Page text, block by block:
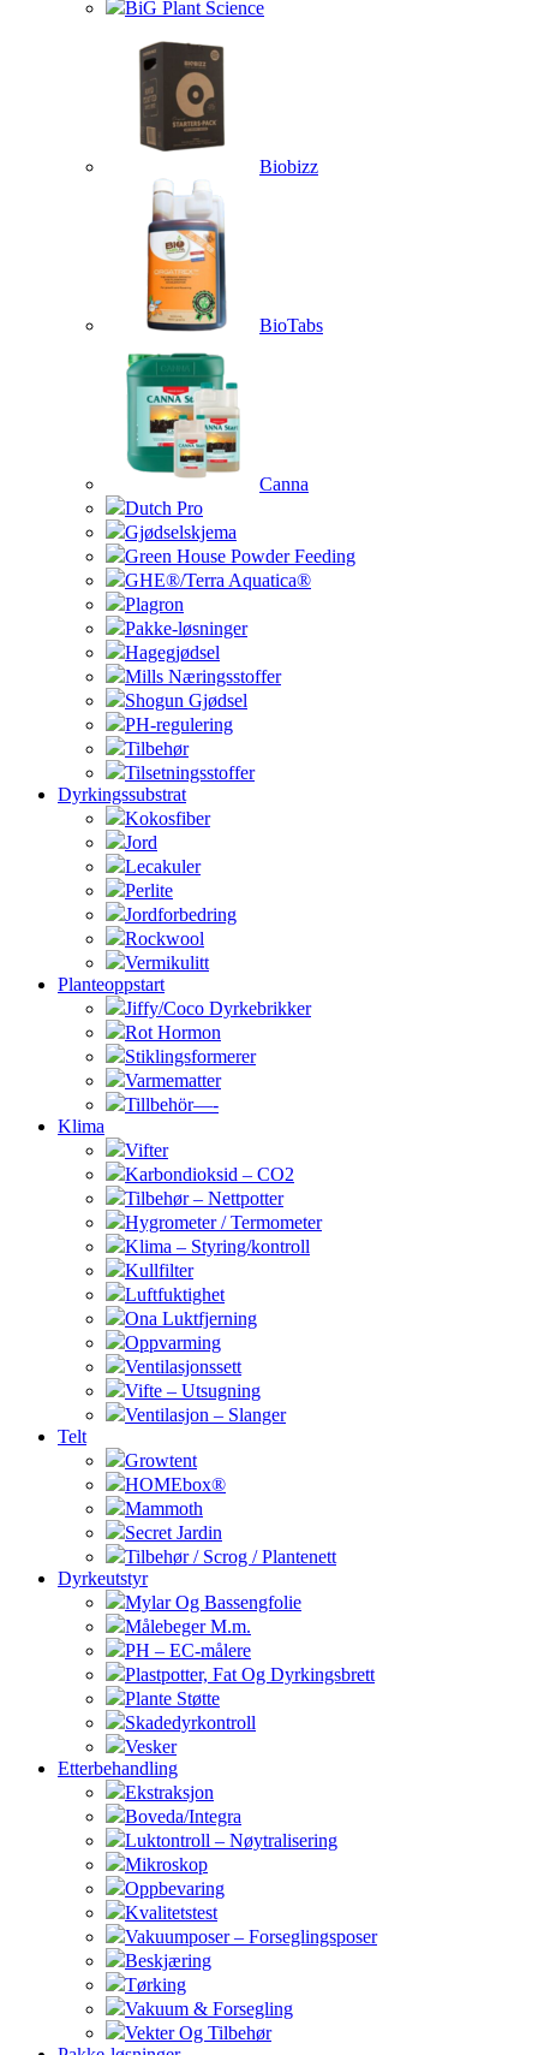
BiG Plant Science
Biobizz
BioTabs
Canna
Dutch Pro
Gjødselskjema
Green House Powder Feeding
GHE®/Terra Aquatica®
Plagron
Pakke-løsninger
Hagegjødsel
Mills Næringsstoffer
Shogun Gjødsel
PH-regulering
Tilbehør
Tilsetningsstoffer
Dyrkingssubstrat
Kokosfiber
Jord
Lecakuler
Perlite
Jordforbedring
Rockwool
Vermikulitt
Planteoppstart
Jiffy/Coco Dyrkebrikker
Rot Hormon
Stiklingsformerer
Varmematter
Tillbehör—-
Klima
Vifter
Karbondioksid – CO2
Tilbehør – Nettpotter
Hygrometer / Termometer
Klima – Styring/kontroll
Kullfilter
Luftfuktighet
Ona Luktfjerning
Oppvarming
Ventilasjonssett
Vifte – Utsugning
Ventilasjon – Slanger
Telt
Growtent
HOMEbox®
Mammoth
Secret Jardin
Tilbehør / Scrog / Plantenett
Dyrkeutstyr
Mylar Og Bassengfolie
Målebeger M.m.
PH – EC-målere
Plastpotter, Fat Og Dyrkingsbrett
Plante Støtte
Skadedyrkontroll
Vesker
Etterbehandling
Ekstraksjon
Boveda/Integra
Luktontroll – Nøytralisering
Mikroskop
Oppbevaring
Kvalitetstest
Vakuumposer – Forseglingsposer
Beskjæring
Tørking
Vakuum & Forsegling
Vekter Og Tilbehør